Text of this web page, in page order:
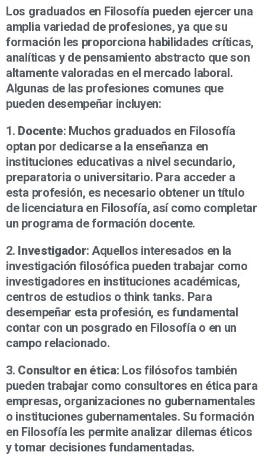
Los graduados en Filosofía pueden ejercer una
amplia variedad de profesiones, ya que su
formación les proporciona habilidades críticas,
analíticas y de pensamiento abstracto que son
altamente valoradas en el mercado laboral.
Algunas de las profesiones comunes que
pueden desempeñar incluyen:
1. Docente: Muchos graduados en Filosofía
optan por dedicarse a la enseñanza en
instituciones educativas a nivel secundario,
preparatoria o universitario. Para acceder a
esta profesión, es necesario obtener un título
de licenciatura en Filosofía, así como completar
un programa de formación docente.
2. Investigador: Aquellos interesados en la
investigación filosófica pueden trabajar como
investigadores en instituciones académicas,
centros de estudios o think tanks. Para
desempeñar esta profesión, es fundamental
contar con un posgrado en Filosofía o en un
campo relacionado.
3. Consultor en ética: Los filósofos también
pueden trabajar como consultores en ética para
empresas, organizaciones no gubernamentales
o instituciones gubernamentales. Su formación
en Filosofía les permite analizar dilemas éticos
y tomar decisiones fundamentadas.